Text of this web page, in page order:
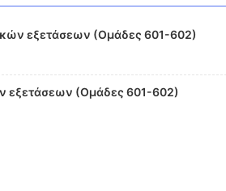
εξετάσεων (Ομάδες 601-602)
εξετάσεων (Ομάδες 601-602)